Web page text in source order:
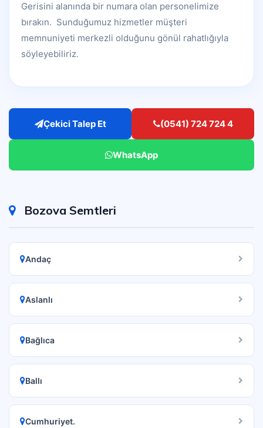
Gerisini alanında bir numara olan personelimize
bırakın. Sunduğumuz hizmetler müşteri
memnuniyeti merkezli olduğunu gönül rahatlığıyla
söyleyebiliriz.
Çekici Talep Et (0541) 724 724 4
WhatsApp
Bozova Semtleri
Andaç
Aslanlı
Bağlıca
Ballı
Cumhuriyet.